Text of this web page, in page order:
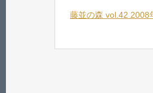
藤並の森 vol.42 2008